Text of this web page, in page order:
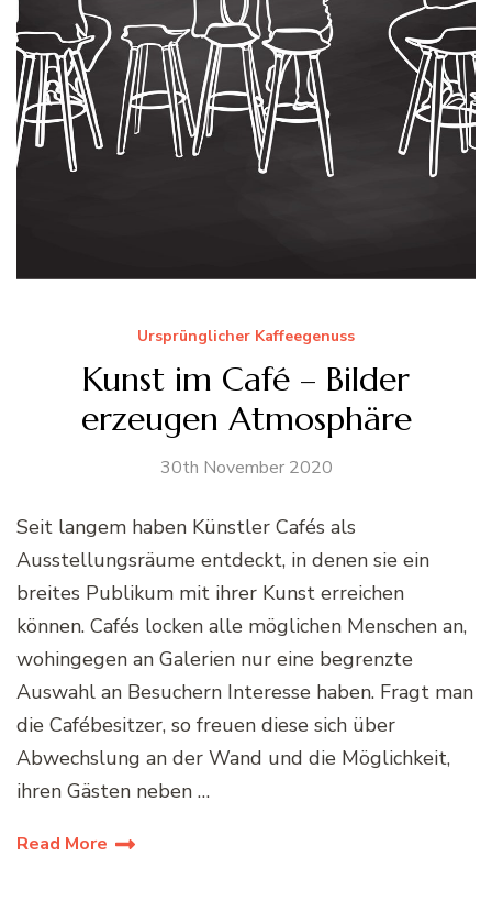
Ursprünglicher Kaffeegenuss
Kunst im Café – Bilder
erzeugen Atmosphäre
30th November 2020
Seit langem haben Künstler Cafés als
Ausstellungsräume entdeckt, in denen sie ein
breites Publikum mit ihrer Kunst erreichen
können. Cafés locken alle möglichen Menschen an,
wohingegen an Galerien nur eine begrenzte
Auswahl an Besuchern Interesse haben. Fragt man
die Cafébesitzer, so freuen diese sich über
Abwechslung an der Wand und die Möglichkeit,
ihren Gästen neben …
Read More